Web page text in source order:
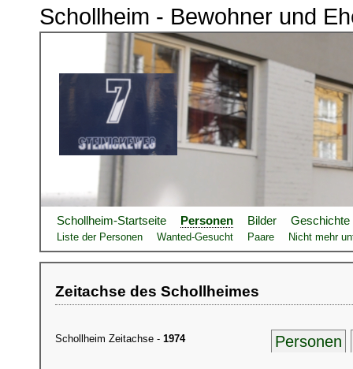
Schollheim - Bewohner und
Schollheim-Startseite Personen Bilder Geschichte
Liste der Personen Wanted-Gesucht Paare Nicht mehr
Zeitachse des Schollheimes
Schollheim Zeitachse - 1974 Personen